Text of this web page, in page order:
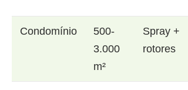
Condomínio
500-
3.000
m²
Spray +
rotores